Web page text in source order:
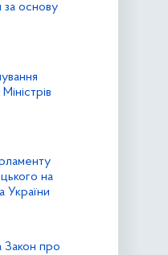
за основу
на
України
Закон про